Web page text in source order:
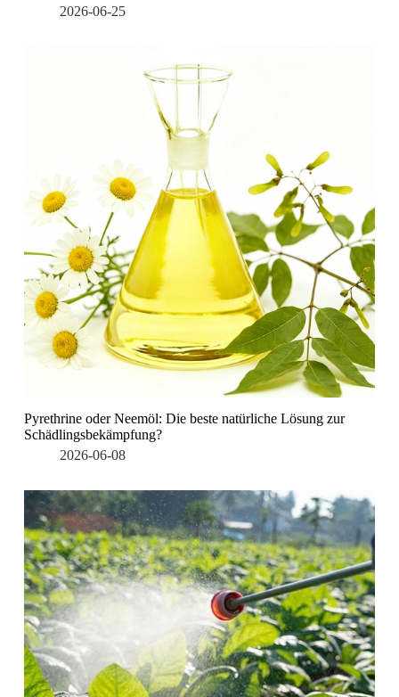
2026-06-25
Pyrethrine oder Neemöl: Die beste natürliche Lösung zur
Schädlingsbekämpfung?
2026-06-08